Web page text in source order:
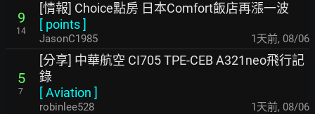
9
14
[情報] Choice點房 日本Comfort飯店再漲一波
[ points]
JasonC1985 1天前, 08/06
5
7
[分享] 中華航空 CI705 TPE-CEB A321neo飛行記
錄
[Aviation ]
robinlee528 1天前, 08/06